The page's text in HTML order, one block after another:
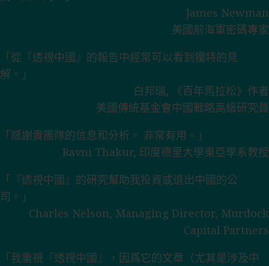
James Newman
美國前海軍密碼專家
「從『透視中國』的報告中經常可以看到獨特的見
解。」
白邦瑞, 《百年馬拉松》作者
美國傳統基金會中國戰略高級研究員
「感謝貴團隊的信息和分析。 非常有用。」
Ravni Thakur, 印度德里大學東亞學系教授
「『透視中國』的研究幫助我投資或退出中國的公
司。」
Charles Nelson, Managing Director, Murdock
Capital Partners
「我重視『透視中國』，因爲它的文章（尤其是涉及中